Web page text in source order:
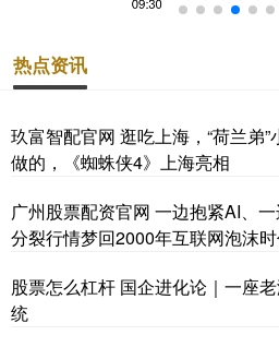
热点资讯
玖富智配官网 逛吃上海，“荷兰弟
做的，《蜘蛛侠4》上海亮相
广州股票配资官网 一边抱紧AI、
分裂行情梦回2000年互联网泡沫
股票怎么杠杆 国企进化论｜一座
统